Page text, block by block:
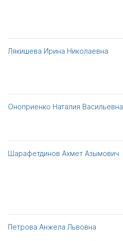
Лякишева Ирина Николаевна
Оноприенко Наталия Васильевна
Шарафетдинов Ахмет Азымович
Петрова Анжела Львовна